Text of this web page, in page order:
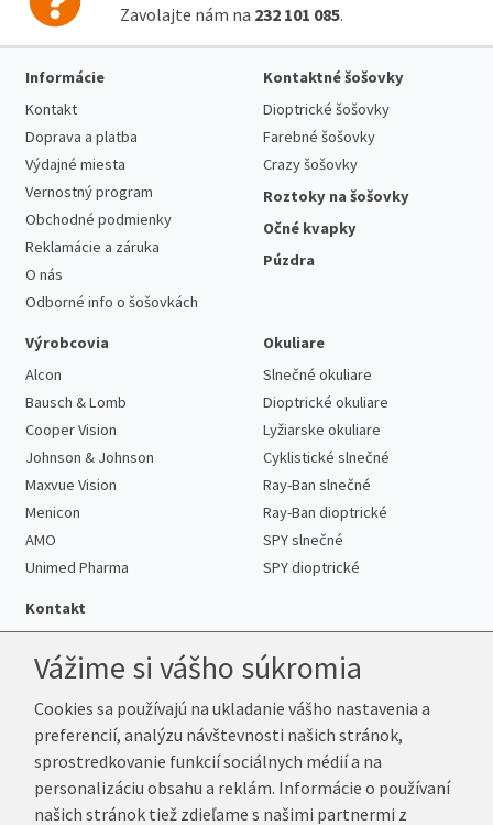
Zavolajte nám na 232 101 085.
Informácie
Kontakt
Doprava a platba
Výdajné miesta
Vernostný program
Obchodné podmienky
Reklamácie a záruka
O nás
Odborné info o šošovkách
Kontaktné šošovky
Dioptrické šošovky
Farebné šošovky
Crazy šošovky
Roztoky na šošovky
Očné kvapky
Púzdra
Výrobcovia
Alcon
Bausch & Lomb
Cooper Vision
Johnson & Johnson
Maxvue Vision
Menicon
AMO
Unimed Pharma
Okuliare
Slnečné okuliare
Dioptrické okuliare
Lyžiarske okuliare
Cyklistické slnečné
Ray-Ban slnečné
Ray-Ban dioptrické
SPY slnečné
SPY dioptrické
Kontakt
Telefón:+421 222 205 863
E-mail:info@k-sosovky.sk
Reklamačná adresa
Andrea Votavová
Vážime si vášho súkromia
Cookies sa používajú na ukladanie vášho nastavenia a
preferencií, analýzu návštevnosti našich stránok,
sprostredkovanie funkcií sociálnych médií a na
personalizáciu obsahu a reklám. Informácie o používaní
našich stránok tiež zdieľame s našimi partnermi z